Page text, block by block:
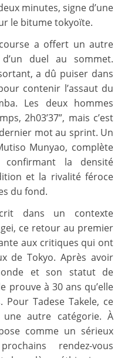
minutes, signe d’une
le bitume tokyoïte.
a offert un autre
duel au sommet.
a dû puiser dans
contenir l’assaut du
Les deux hommes
2h03’37”, mais c’est
mot au sprint. Un
Munyao, complète
confirmant la densité
et la rivalité féroce
du fond.
dans un contexte
ce retour au premier
aux critiques qui ont
de Tokyo. Après avoir
et son statut de
prouve à 30 ans qu’elle
Tadese Takele, ce
autre catégorie. À
comme un sérieux
rendez-vous